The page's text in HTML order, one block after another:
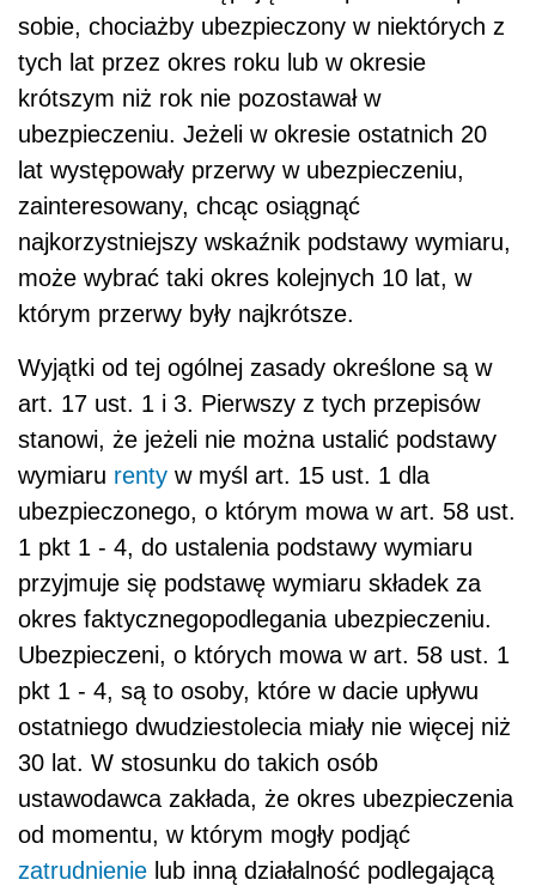
sobie, chociażby ubezpieczony w niektórych z
tych lat przez okres roku lub w okresie
krótszym niż rok nie pozostawał w
ubezpieczeniu. Jeżeli w okresie ostatnich 20
lat występowały przerwy w ubezpieczeniu,
zainteresowany, chcąc osiągnąć
najkorzystniejszy wskaźnik podstawy wymiaru,
może wybrać taki okres kolejnych 10 lat, w
którym przerwy były najkrótsze.
Wyjątki od tej ogólnej zasady określone są w
art. 17 ust. 1 i 3. Pierwszy z tych przepisów
stanowi, że jeżeli nie można ustalić podstawy
wymiaru renty w myśl art. 15 ust. 1 dla
ubezpieczonego, o którym mowa w art. 58 ust.
1 pkt 1 - 4, do ustalenia podstawy wymiaru
przyjmuje się podstawę wymiaru składek za
okres faktycznegopodlegania ubezpieczeniu.
Ubezpieczeni, o których mowa w art. 58 ust. 1
pkt 1 - 4, są to osoby, które w dacie upływu
ostatniego dwudziestolecia miały nie więcej niż
30 lat. W stosunku do takich osób
ustawodawca zakłada, że okres ubezpieczenia
od momentu, w którym mogły podjąć
zatrudnienie lub inną działalność podlegającą